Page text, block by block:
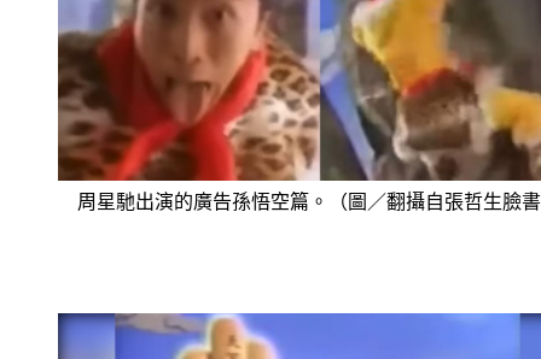
周星馳出演的廣告孫悟空篇。（圖／翻攝自張哲生臉